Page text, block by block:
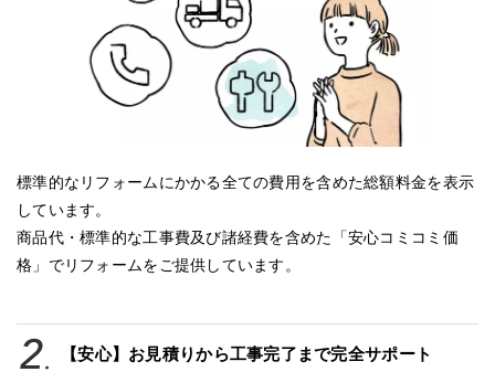
標準的なリフォームにかかる全ての費用を含めた総額料金を表示
しています。
商品代・標準的な工事費及び諸経費を含めた「安心コミコミ価
格」でリフォームをご提供しています。
【安心】お見積りから工事完了まで完全サポート